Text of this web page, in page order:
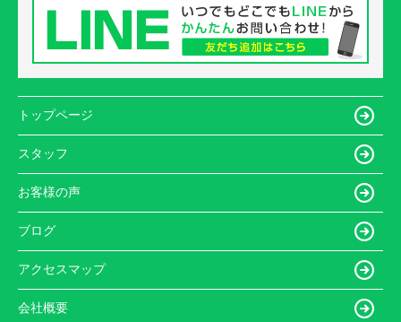
トップページ
スタッフ
お客様の声
ブログ
アクセスマップ
会社概要